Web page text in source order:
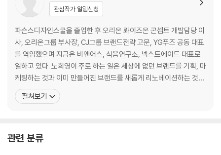
CGV : 치밀한 상상력으로 공간을 리노베이션하다
올리브영 : 주제 파악을 하라, 그것이 차별화 전략이다
갤러리아 백화점 : 특수와 독점을 무기로 VVIP 고객을 사로잡는 법
광해 : 마케팅의 시작은 제품이 기획되는 순간부터
명량 : “어떤 상황에서도 할 수 있다”를 증명하는 것이 내 일이다
브랜드 컨설턴트 ‘노희영’이라는 브랜드
관심작가 알림신청
파슨스디자인스쿨을 졸업한 후 오리온 롸이즈온 콘셉트 개발담당 이
사, 오리온그룹 부사장, CJ그룹 브랜드전략 고문, YG푸즈 공동 대표
를 역임했으며 지금은 비앤어스, 식음연구소, 넥스트에이드 대표로
일하고 있다. 노희영이 주로 하는 일은 세상에 없던 브랜드를 기획, 마
케팅하는 것과 이미 만들어진 브랜드를 새롭게 리노베이션하는 것이
다. 기획한 브랜드는 마켓오, 비비고, 계절밥상, 제일제면소, 삼거리
푸줏간, 쓰리버즈, 세상의 모든 아침, 평양일미, 퍼스트+에이드 등
펼쳐보기
관련 분류